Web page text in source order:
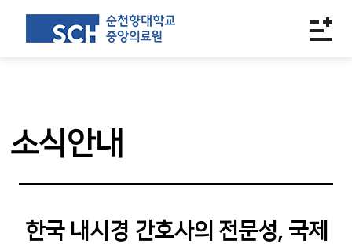
소식안내
한국 내시경 간호사의 전문성, 국제